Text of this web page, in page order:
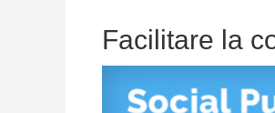
Facilitare la